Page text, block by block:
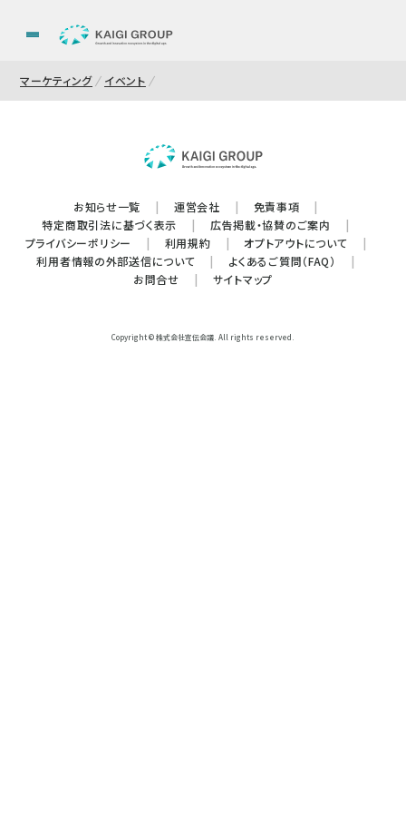
マーケティング イベント
お知らせ一覧 | 運営会社 | 免責事項
|
特定商取引法に基づく表示
| 広告掲載・協賛のご案内
|
プライバシーポリシー
| 利用規約 | オプトアウトについて
|
利用者情報の外部送信について
| よくあるご質問（FAQ）
|
お問合せ
| サイトマップ
Copyright © 株式会社宣伝会議. All rights reserved.